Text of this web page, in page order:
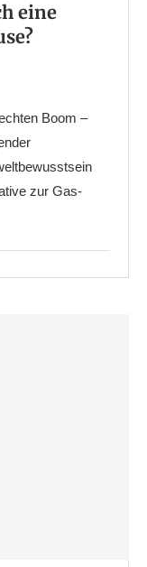
eine
Boom –
zur Gas-